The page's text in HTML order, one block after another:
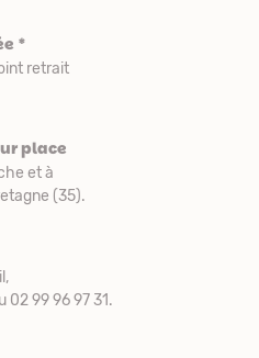
*
retrait
place
et à
(35).
99 96 97 31.